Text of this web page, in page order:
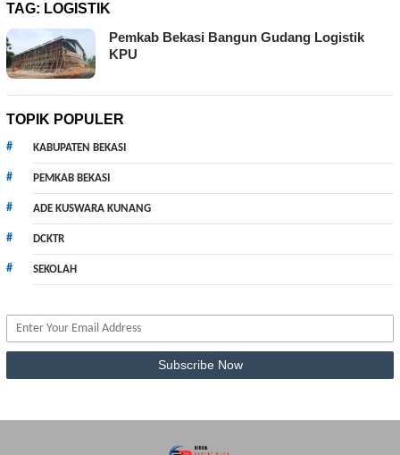
TAG: LOGISTIK
Pemkab Bekasi Bangun Gudang Logistik
KPU
TOPIK POPULER
KABUPATEN BEKASI
PEMKAB BEKASI
ADE KUSWARA KUNANG
DCKTR
SEKOLAH